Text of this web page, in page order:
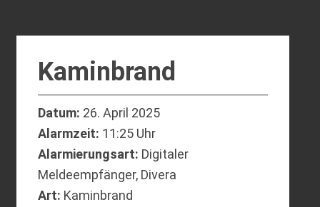
Kaminbrand
Datum: 26. April 2025
Alarmzeit: 11:25 Uhr
Alarmierungsart: Digitaler
Meldeempfänger, Divera
Art: Kaminbrand